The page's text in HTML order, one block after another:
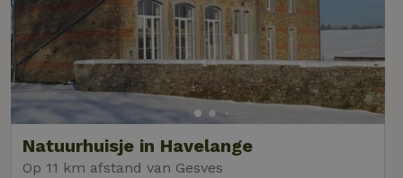
Natuurhuisje in Havelange
Op 11 km afstand van Gesves